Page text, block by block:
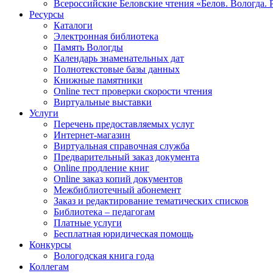
Всероссийские Беловские чтения «Белов. Вологда.
Ресурсы
Каталоги
Электронная библиотека
Память Вологды
Календарь знаменательных дат
Полнотекстовые базы данных
Книжные памятники
Online тест проверки скорости чтения
Виртуальные выставки
Услуги
Перечень предоставляемых услуг
Интернет-магазин
Виртуальная справочная служба
Предварительный заказ документа
Online продление книг
Online заказ копий документов
Межбиблиотечный абонемент
Заказ и редактирование тематических списков
Библиотека – педагогам
Платные услуги
Бесплатная юридическая помощь
Конкурсы
Вологодская книга года
Коллегам